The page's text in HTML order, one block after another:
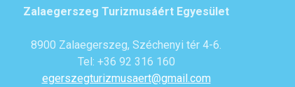
Zalaegerszeg Turizmusáért Egyesület
8900 Zalaegerszeg, Széchenyi tér 4-6.
Tel: +36 92 316 160
egerszegturizmusaert@gmail.com